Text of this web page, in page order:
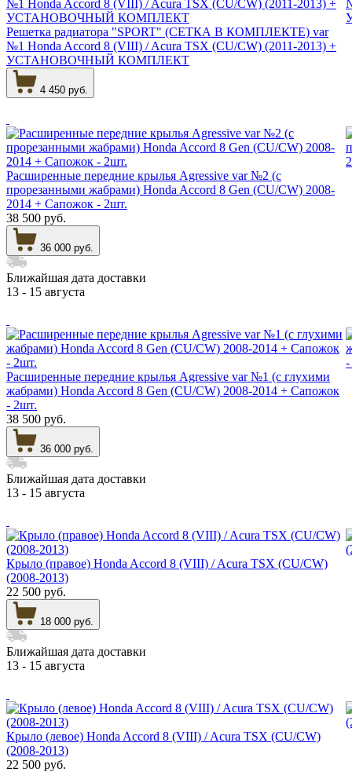
Решетка радиатора "SPORT" (СЕТКА В КОМПЛЕКТЕ) var
№1 Honda Accord 8 (VIII) / Acura TSX (CU/CW) (2011-2013) +
УСТАНОВОЧНЫЙ КОМПЛЕКТ
4 450 руб.
Расширенные передние крылья Agressive var №2 (с
прорезанными жабрами) Honda Accord 8 Gen (CU/CW) 2008-
2014 + Сапожок - 2шт.
38 500 руб.
36 000 руб.
Ближайшая дата доставки
13 - 15 августа
Расширенные передние крылья Agressive var №1 (с глухими
жабрами) Honda Accord 8 Gen (CU/CW) 2008-2014 + Сапожок
- 2шт.
38 500 руб.
36 000 руб.
Ближайшая дата доставки
13 - 15 августа
Крыло (правое) Honda Accord 8 (VIII) / Acura TSX (CU/CW)
(2008-2013)
22 500 руб.
18 000 руб.
Ближайшая дата доставки
13 - 15 августа
Крыло (левое) Honda Accord 8 (VIII) / Acura TSX (CU/CW)
(2008-2013)
22 500 руб.